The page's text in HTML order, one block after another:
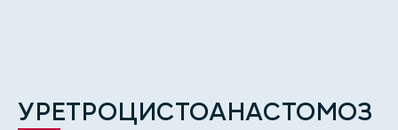
УРЕТРОЦИСТОАНАСТОМОЗ